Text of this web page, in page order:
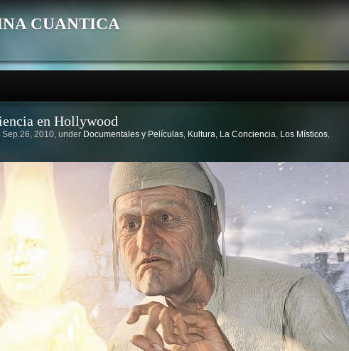
CUANTICA
en Hollywood
Sep.26, 2010, under Documentales y Películas, Kultura, La Conciencia, Los Místicos,